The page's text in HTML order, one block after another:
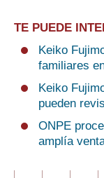
TE PUEDE
Keiko
familiares
Keiko
pueden
ONPE
amplía